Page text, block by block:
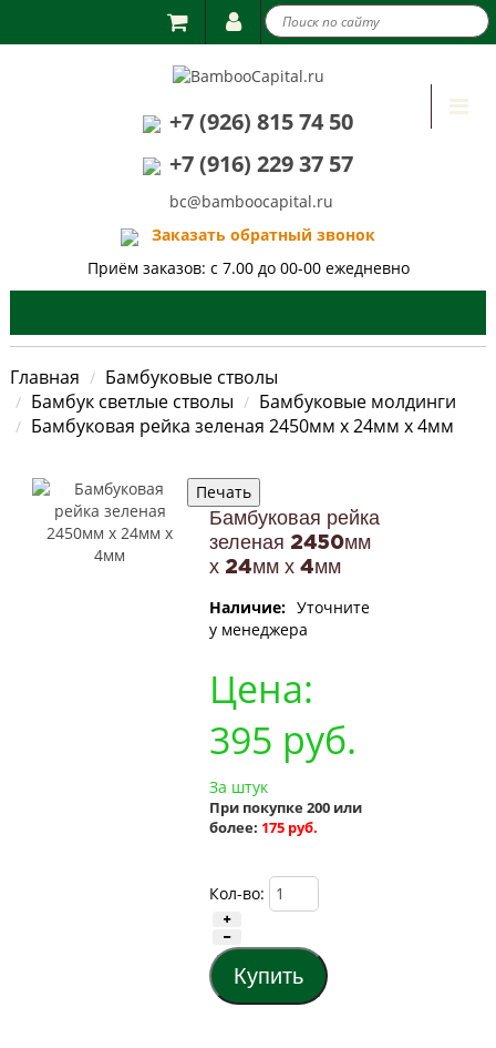
+7 (926) 815 74 50
+7 (916) 229 37 57
bc@bamboocapital.ru
Заказать обратный звонок
Приём заказов: с 7.00 до 00-00 ежедневно
Главная
Бамбуковые стволы
Бамбук светлые стволы
Бамбуковые молдинги
Бамбуковая рейка зеленая 2450мм х 24мм х 4мм
Бамбуковая рейка
зеленая 2450мм
х 24мм х 4мм
Наличие: Уточните
у менеджера
Цена:
395 руб.
За штук
При покупке 200 или
более: 175 руб.
Кол-во: